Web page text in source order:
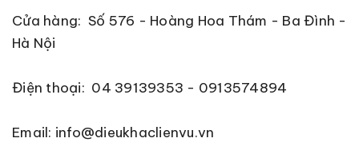
Cửa hàng: Số 576 - Hoàng Hoa Thám - Ba Đình -
Hà Nội
Điện thoại: 04 39139353 - 0913574894
Email: info@dieukhaclienvu.vn